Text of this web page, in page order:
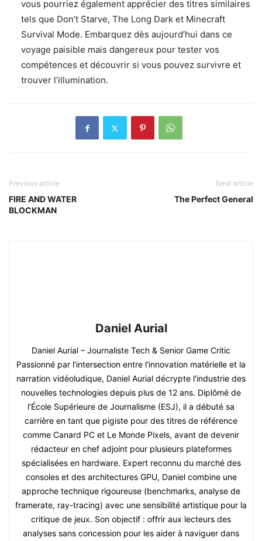
vous pourriez également apprécier des titres similaires
tels que Don’t Starve, The Long Dark et Minecraft
Survival Mode. Embarquez dès aujourd’hui dans ce
voyage paisible mais dangereux pour tester vos
compétences et découvrir si vous pouvez survivre et
trouver l’illumination.
Previous article
FIRE AND WATER
BLOCKMAN
Next article
The Perfect General
Daniel Aurial
Daniel Aurial – Journaliste Tech & Senior Game Critic
Passionné par l'intersection entre l'innovation matérielle et la
narration vidéoludique, Daniel Aurial décrypte l'industrie des
nouvelles technologies depuis plus de 12 ans. Diplômé de
l'École Supérieure de Journalisme (ESJ), il a débuté sa
carrière en tant que pigiste pour des titres de référence
comme Canard PC et Le Monde Pixels, avant de devenir
rédacteur en chef adjoint pour plusieurs plateformes
spécialisées en hardware. Expert reconnu du marché des
consoles et des architectures GPU, Daniel combine une
approche technique rigoureuse (benchmarks, analyse de
framerate, ray-tracing) avec une sensibilité artistique pour la
critique de jeux. Son objectif : offrir aux lecteurs des
analyses sans concession pour les aider à naviguer dans